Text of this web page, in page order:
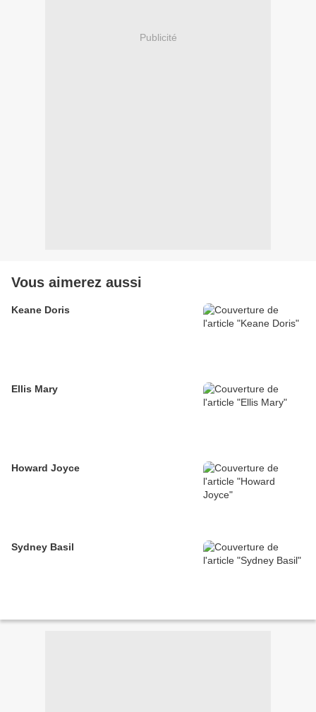
Publicité
Vous aimerez aussi
Keane Doris
Ellis Mary
Howard Joyce
Sydney Basil